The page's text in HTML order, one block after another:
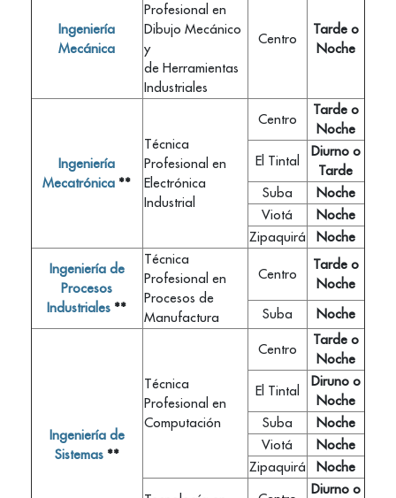
Ingeniería
Mecánica
Profesional en
Dibujo Mecánico
y
de Herramientas
Industriales
Centro
Tarde o
Noche
Ingeniería
Mecatrónica **
Técnica
Profesional en
Electrónica
Industrial
Centro
Tarde o
Noche
El Tintal
Diurno o
Tarde
Suba
Noche
Viotá
Noche
Zipaquirá
Noche
Ingeniería de
Procesos
Industriales **
Técnica
Profesional en
Procesos de
Manufactura
Centro
Tarde o
Noche
Suba
Noche
Ingeniería de
Sistemas**
Técnica
Profesional en
Computación
Centro
Tarde o
Noche
El Tintal
Diruno o
Noche
Suba
Noche
Viotá
Noche
Zipaquirá
Noche
Diurno o